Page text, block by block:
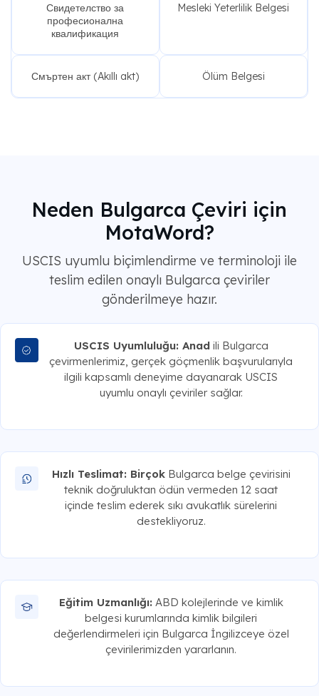
Свидетелство за
професионална
квалификация
Mesleki Yeterlilik Belgesi
Смъртен акт (Akıllı akt) Ölüm Belgesi
Neden Bulgarca Çeviri için
MotaWord?
USCIS uyumlu biçimlendirme ve terminoloji ile
teslim edilen onaylı Bulgarca çeviriler
gönderilmeye hazır.
USCIS Uyumluluğu: Anadili Bulgarca
çevirmenlerimiz, gerçek göçmenlik başvurularıyla
ilgili kapsamlı deneyime dayanarak USCIS
uyumlu onaylı çeviriler sağlar.
Hızlı Teslimat: BirçokBulgarca belge çevirisini
teknik doğruluktan ödün vermeden 12 saat
içinde teslim ederek sıkı avukatlık sürelerini
destekliyoruz.
Eğitim Uzmanlığı: ABD kolejlerinde ve kimlik
belgesi kurumlarında kimlik bilgileri
değerlendirmeleri için Bulgarca İngilizceye özel
çevirilerimizden yararlanın.